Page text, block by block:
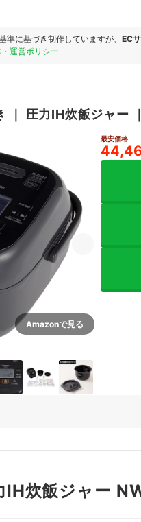
に基づき制作していますが、 EC
運営ポリシー
圧力IH炊飯ジャー
Amazonで見る
最安価格
IH炊飯ジャー